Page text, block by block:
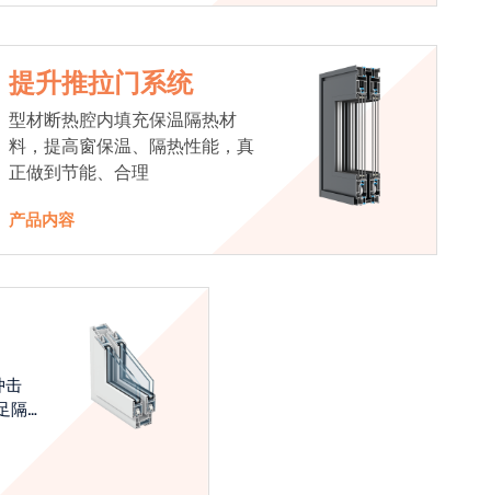
提升推拉门系统
型材断热腔内填充保温隔热材
料，提高窗保温、隔热性能，真
正做到节能、合理
产品内容
击
隔